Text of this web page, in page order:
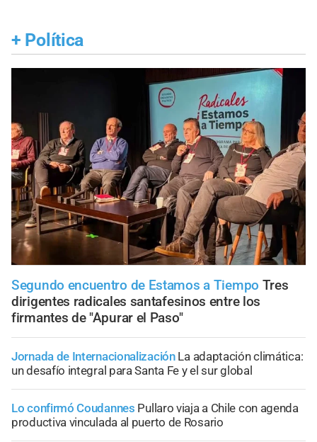
+ Política
Segundo encuentro de Estamos a Tiempo Tres
dirigentes radicales santafesinos entre los
firmantes de "Apurar el Paso"
Jornada de Internacionalización La adaptación climática:
un desafío integral para Santa Fe y el sur global
Lo confirmó Coudannes Pullaro viaja a Chile con agenda
productiva vinculada al puerto de Rosario